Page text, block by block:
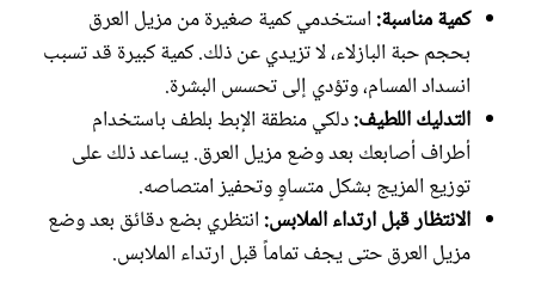
كمية مناسبة:استخدمي كمية صغيرة من مزيل العرق
بحجم حبة البازلاء، لا تزيدي عن ذلك. كمية كبيرة قد تسبب
انسداد المسام، وتؤدي إلى تحسس البشرة.
التدليك اللطيف:دلكي منطقة الإبط بلطف باستخدام
أطراف أصابعك بعد وضع مزيل العرق. يساعد ذلك على
توزيع المزيج بشكل متساوٍ وتحفيز امتصاصه.
الانتظار قبل ارتداء الملابس:انتظري بضع دقائق بعد وضع
مزيل العرق حتى يجف تماماً قبل ارتداء الملابس.